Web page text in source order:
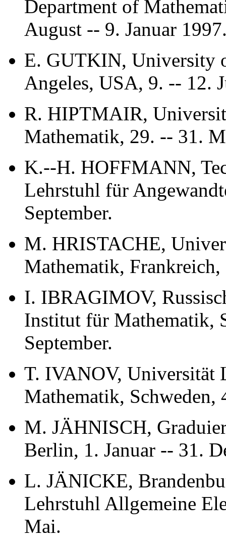
Department of
August -- 9. Januar
E. GUTKIN, University
Angeles, USA, 9. -- 12.
R. HIPTMAIR,
Mathematik, 29. -- 31.
K.--H. HOFFMANN,
Lehrstuhl für
September.
M. HRISTACHE,
Mathematik, Frankreich,
I. IBRAGIMOV,
Institut für Mathematik,
September.
T. IVANOV,
Mathematik, Schweden,
M. JÄHNISCH,
Berlin, 1. Januar -- 31.
L. JÄNICKE,
Lehrstuhl Allgemeine
Mai.